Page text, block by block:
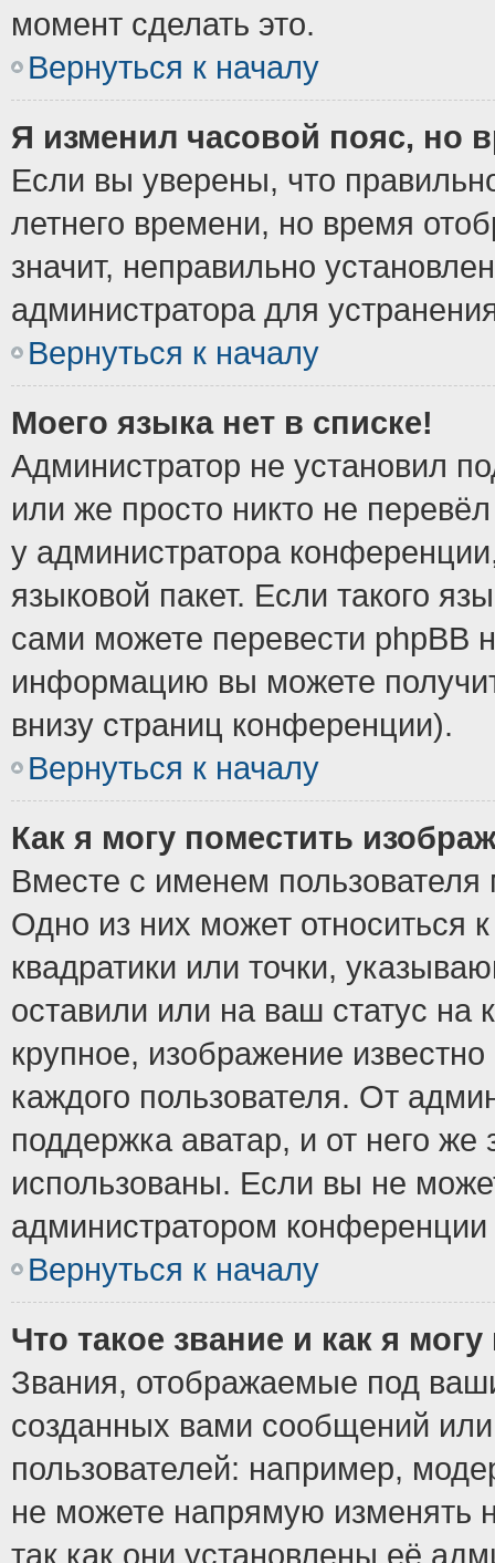
момент сделать это.
Вернуться к началу
Я изменил часовой пояс, но
Если вы уверены, что
летнего времени, но время
значит, неправильно
администратора для
Вернуться к началу
Моего языка нет в списке!
Администратор не установил
или же просто никто не
у администратора
языковой пакет. Если такого
сами можете перевести phpBB
информацию вы можете
внизу страниц конференции).
Вернуться к началу
Как я могу поместить
Вместе с именем пользователя
Одно из них может относиться
квадратики или точки,
оставили или на ваш статус
крупное, изображение
каждого пользователя. От
поддержка аватар, и от него же
использованы. Если вы не
администратором
Вернуться к началу
Что такое звание и как я
Звания, отображаемые под
созданных вами сообщений
пользователей: например,
не можете напрямую изменять
так как они установлены её